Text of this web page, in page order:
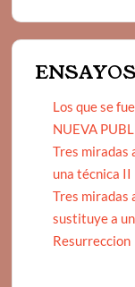
Los que se
NUEVA
Tres miradas
una técnica II
Tres miradas
sustituye a
Resurreccion